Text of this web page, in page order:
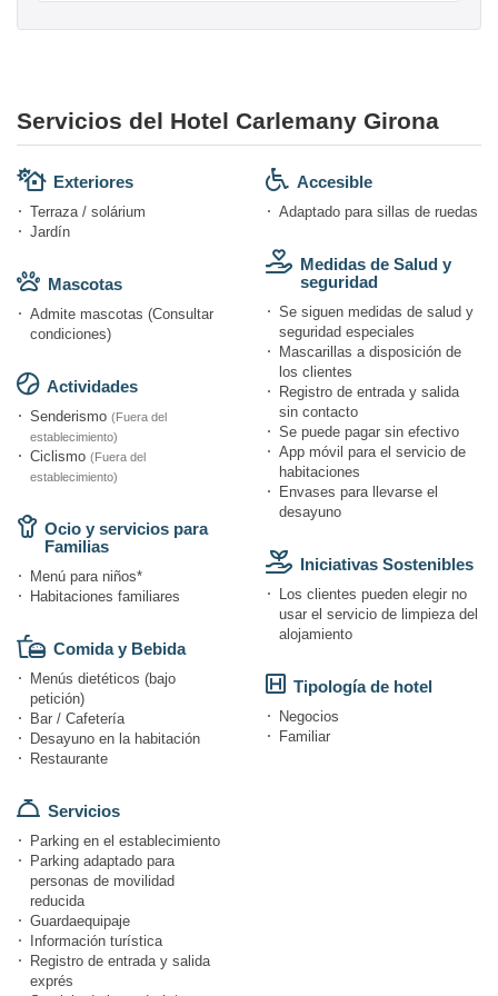
Servicios del Hotel Carlemany Girona
Exteriores
Terraza / solárium
Jardín
Mascotas
Admite mascotas (Consultar
condiciones)
Actividades
Senderismo (Fuera del
establecimiento)
Ciclismo (Fuera del
establecimiento)
Ocio y servicios para
Familias
Menú para niños*
Habitaciones familiares
Comida y Bebida
Menús dietéticos (bajo
petición)
Bar / Cafetería
Desayuno en la habitación
Restaurante
Servicios
Parking en el establecimiento
Parking adaptado para
personas de movilidad
reducida
Guardaequipaje
Información turística
Registro de entrada y salida
exprés
Accesible
Adaptado para sillas de ruedas
Medidas de Salud y
seguridad
Se siguen medidas de salud y
seguridad especiales
Mascarillas a disposición de
los clientes
Registro de entrada y salida
sin contacto
Se puede pagar sin efectivo
App móvil para el servicio de
habitaciones
Envases para llevarse el
desayuno
Iniciativas Sostenibles
Los clientes pueden elegir no
usar el servicio de limpieza del
alojamiento
Tipología de hotel
Negocios
Familiar